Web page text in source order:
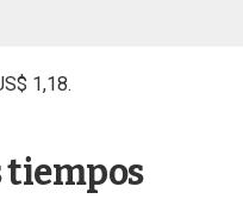
1,18.
tiempos